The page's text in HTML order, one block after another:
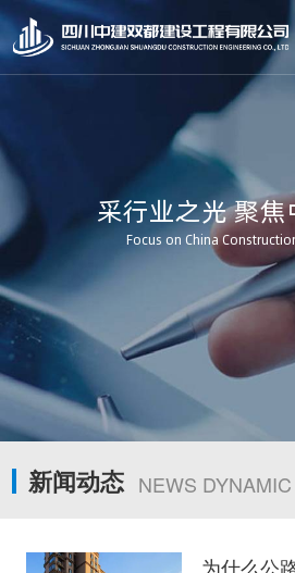
采行业之光 聚
Focus on China
新闻动态 NEWS DYNAMIC
为什么公